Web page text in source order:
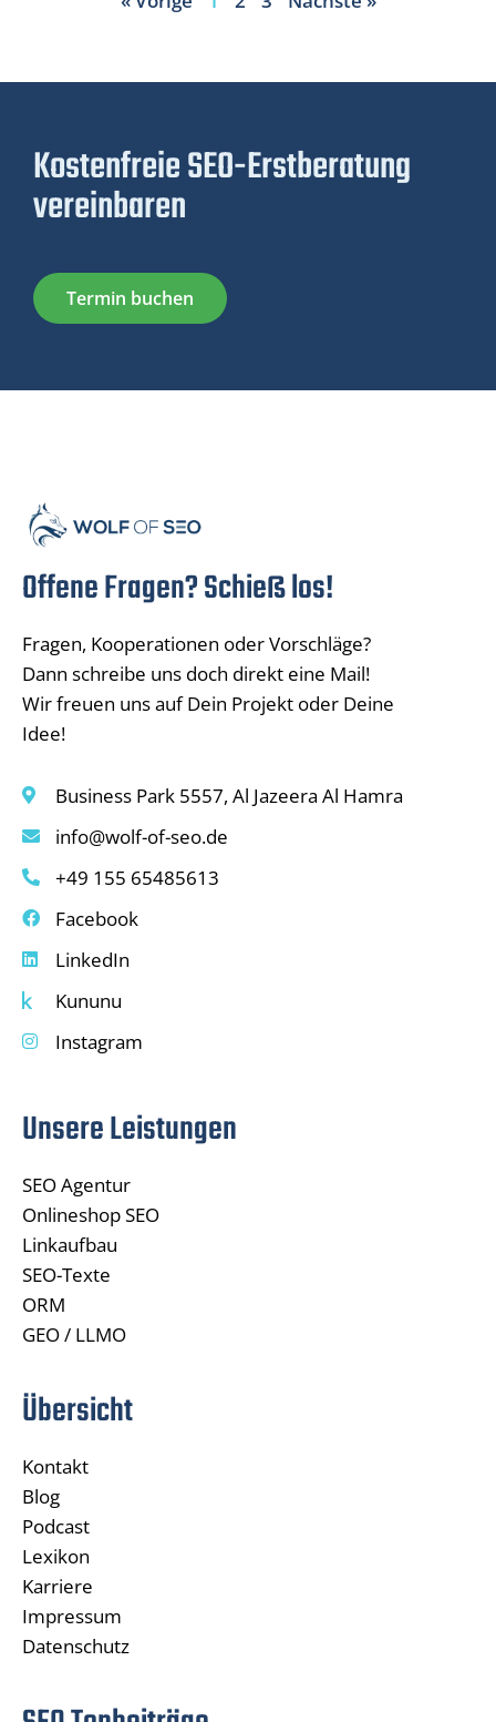
Kostenfreie SEO-Erstberatung
vereinbaren
Termin buchen
Offene Fragen? Schieß los!
Fragen, Kooperationen oder Vorschläge?
Dann schreibe uns doch direkt eine Mail!
Wir freuen uns auf Dein Projekt oder Deine
Idee!
Business Park 5557, Al Jazeera Al Hamra
info@wolf-of-seo.de
+49 155 65485613
Facebook
LinkedIn
Kununu
Instagram
Unsere Leistungen
SEO Agentur
Onlineshop SEO
Linkaufbau
SEO-Texte
ORM
GEO / LLMO
Übersicht
Kontakt
Blog
Podcast
Lexikon
Karriere
Impressum
Datenschutz